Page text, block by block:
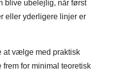
blive ubelejlig, når først
eller yderligere linjer er
at vælge med praktisk
for minimal teoretisk